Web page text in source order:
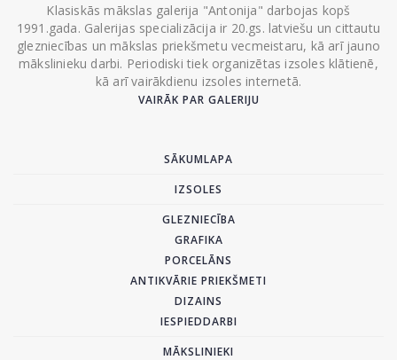
Klasiskās mākslas galerija "Antonija" darbojas kopš
1991.gada. Galerijas specializācija ir 20.gs. latviešu un cittautu
glezniecības un mākslas priekšmetu vecmeistaru, kā arī jauno
mākslinieku darbi. Periodiski tiek organizētas izsoles klātienē,
kā arī vairākdienu izsoles internetā.
VAIRĀK PAR GALERIJU
SĀKUMLAPA
IZSOLES
GLEZNIECĪBA
GRAFIKA
PORCELĀNS
ANTIKVĀRIE PRIEKŠMETI
DIZAINS
IESPIEDDARBI
MĀKSLINIEKI